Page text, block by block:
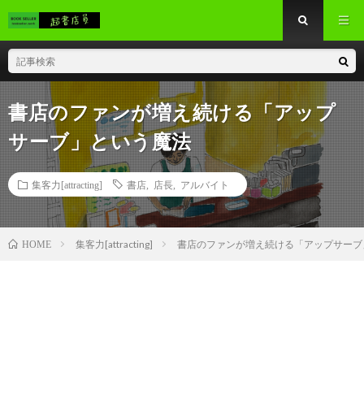
書店のファンが増え続ける「アップ
サーブ」という魔法
集客力[attracting] 書店 店長 アルバイト
HOME 集客力[attracting] 書店のファンが増え続ける「アップサー